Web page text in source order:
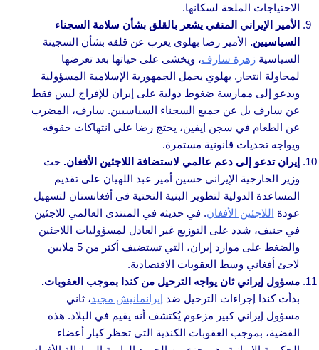
الاحتياجات الملحة لسكانها.
الأمير الإيراني المنفي يشعر بالقلق بشأن سلامة السجناء
السياسيين. الأمير رضا بهلوي يعرب عن قلقه بشأن السجينة
السياسيةزهرة سارف، ويخشى على حياتها بعد تعرضها
لمحاولة انتحار. بهلوي يحمل الجمهورية الإسلامية المسؤولية
ويدعو إلى ممارسة ضغوط دولية على إيران للإفراج ليس فقط
عن سارف بل عن جميع السجناء السياسيين. سارف، المضرب
عن الطعام في سجن إيفين، يحتج رضا على انتهاكات حقوقه
ويواجه تحديات قانونية مستمرة.
إيران تدعو إلى دعم عالمي لاستضافة اللاجئين الأفغان. حث
وزير الخارجية الإيراني حسين أمير عبد اللهيان على تقديم
المساعدة الدولية لتطوير البنية التحتية في أفغانستان لتسهيل
عودة اللاجئين الأفغان. في حديثه في المنتدى العالمي للاجئين
في جنيف، شدد على التوزيع غير العادل لمسؤوليات اللاجئين
والضغط على موارد إيران، التي تستضيف أكثر من 5 ملايين
لاجئ أفغاني وسط العقوبات الاقتصادية.
مسؤول إيراني ثان يواجه الترحيل من كندا بموجب العقوبات.
بدأت كندا إجراءات الترحيل ضد إيرانمانيش مجيد، ثاني
مسؤول إيراني كبير مزعوم يُكتشف أنه يقيم في البلاد. هذه
القضية، بموجب العقوبات الكندية التي تحظر كبار أعضاء